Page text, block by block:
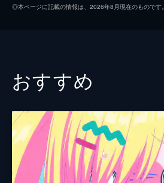
◎本ページに記載の情報は、2026年8月現在のものです。
おすすめ